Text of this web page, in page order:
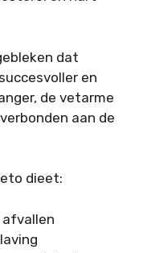
dat
en
de vetarme
aan de
dieet:
afvallen